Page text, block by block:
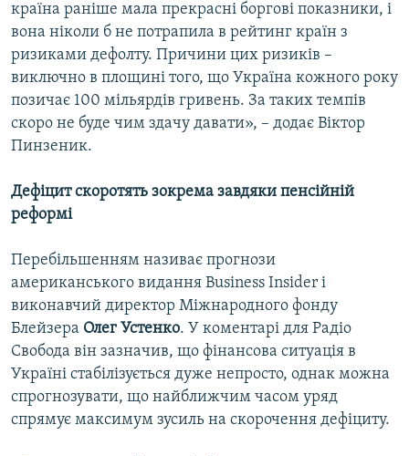
країна раніше мала прекрасні боргові показники, і
вона ніколи б не потрапила в рейтинг країн з
ризиками дефолту. Причини цих ризиків –
виключно в площині того, що Україна кожного року
позичає 100 мільярдів гривень. За таких темпів
скоро не буде чим здачу давати», – додає Віктор
Пинзеник.
Дефіцит скоротять зокрема завдяки пенсійній
реформі
Перебільшенням називає прогнози
американського видання Business Insider і
виконавчий директор Міжнародного фонду
Блейзера Олег Устенко. У коментарі для Радіо
Свобода він зазначив, що фінансова ситуація в
Україні стабілізується дуже непросто, однак можна
спрогнозувати, що найближчим часом уряд
спрямує максимум зусиль на скорочення дефіциту.